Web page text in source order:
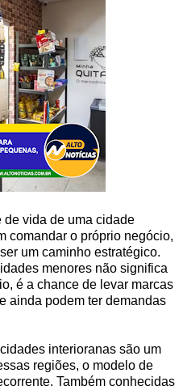
de vida de uma cidade
comandar o próprio negócio,
um caminho estratégico.
menores não significa
é a chance de levar marcas
ainda podem ter demandas
interioranas são um
regiões, o modelo de
Também conhecidas